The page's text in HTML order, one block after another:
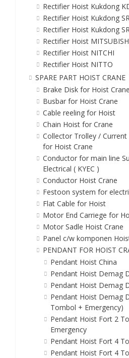
Rectifier Hoist Kukdong
Rectifier Hoist Kukdong
Rectifier Hoist Kukdong
Rectifier Hoist
Rectifier Hoist NITCHI
Rectifier Hoist NITTO
SPARE PART HOIST CRANE
Brake Disk for Hoist Crane
Busbar for Hoist Crane
Cable reeling for Hoist
Chain Hoist for Crane
Collector Trolley /
for Hoist Crane
Conductor for main line
Electrical ( KYEC )
Conductor Hoist Crane
Festoon system for
Flat Cable for Hoist
Motor End Carriege for
Motor Sadle Hoist Crane
Panel c/w komponen
PENDANT FOR HOIST
Pendant Hoist China
Pendant Hoist Demag
Pendant Hoist Demag
Pendant Hoist Demag
Tombol + Emergency)
Pendant Hoist Fort 2
Emergency
Pendant Hoist Fort 4
Pendant Hoist Fort 4